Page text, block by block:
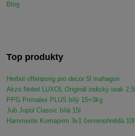
Blog
Top produkty
Herbol offenporig pro decor 5l mahagon
Akzo Nobel LUXOL Originál indický teak 2,5l
PPG Primalex PLUS bílý 15+3kg
Jub Jupol Classic bílá 15l
Hammerite Komaprim 3v1 červenohnědá 10l